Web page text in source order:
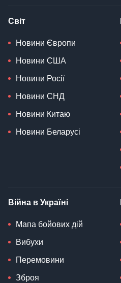
Світ
Новини Європи
Новини США
Новини Росії
Новини СНД
Новини Китаю
Новини Беларусі
Війна в Україні
Мапа бойових дій
Вибухи
Перемовини
Зброя